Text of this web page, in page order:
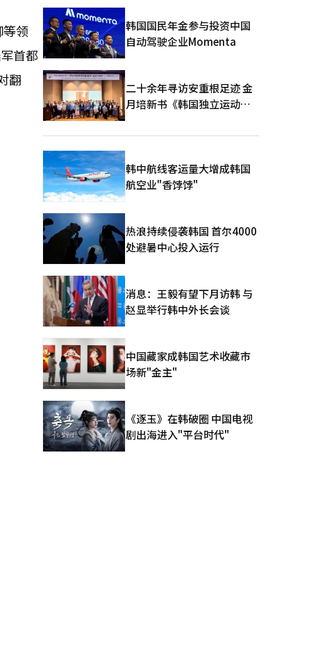
领
首都
翻
韩国国民年金参与投资中国
自动驾驶企业Momenta
二十余年寻访安重根足迹 金
月培新书《韩国独立运动圣
版
韩中航线客运量大增成韩国
航空业"香饽饽"
热浪持续侵袭韩国 首尔4000
处避暑中心投入运行
消息：王毅有望下月访韩 与
赵显举行韩中外长会谈
中国藏家成韩国艺术收藏市
场新"金主"
《逐玉》在韩破圈 中国电视
剧出海进入"平台时代"